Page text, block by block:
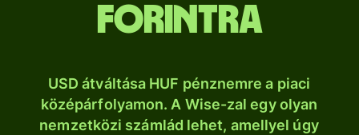
forintra
USD átváltása HUF pénznemre a piaci
középárfolyamon. A Wise-zal egy olyan
nemzetközi számlád lehet, amellyel úgy